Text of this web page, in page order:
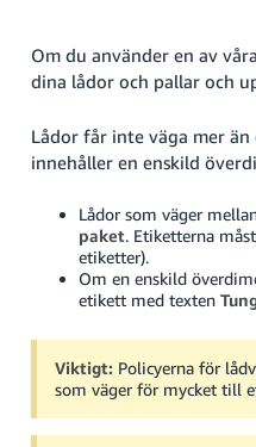
Om du använder en av
dina lådor och pallar och
Lådor får inte väga mer
innehåller en enskild
Lådor som väger
paket. Etiketterna
etiketter).
Om en enskild
etikett med texten
Viktigt: Policyerna för
som väger för mycket till